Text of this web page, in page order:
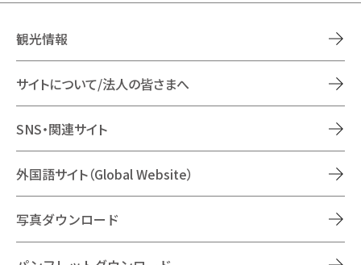
観光情報
サイトについて/法人の皆さまへ
SNS・関連サイト
外国語サイト（Global Website）
写真ダウンロード